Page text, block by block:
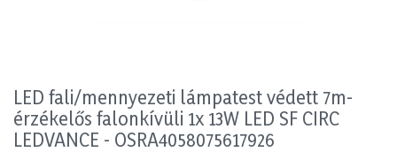
LED fali/mennyezeti lámpatest védett 7m-
érzékelős falonkívüli 1x 13W LED SF CIRC
LEDVANCE - OSRA4058075617926